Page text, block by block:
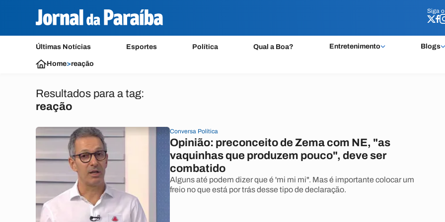
Siga o
Últimas Notícias Esportes Política Qual a Boa? Entretenimento Blogs
Siga o
Home>reação
Resultados para a tag:
reação
Conversa Política
Opinião: preconceito de Zema com NE, "as
vaquinhas que produzem pouco", deve ser
combatido
Alguns até podem dizer que é 'mi mi mi". Mas é importante colocar um
freio no que está por trás desse tipo de declaração.